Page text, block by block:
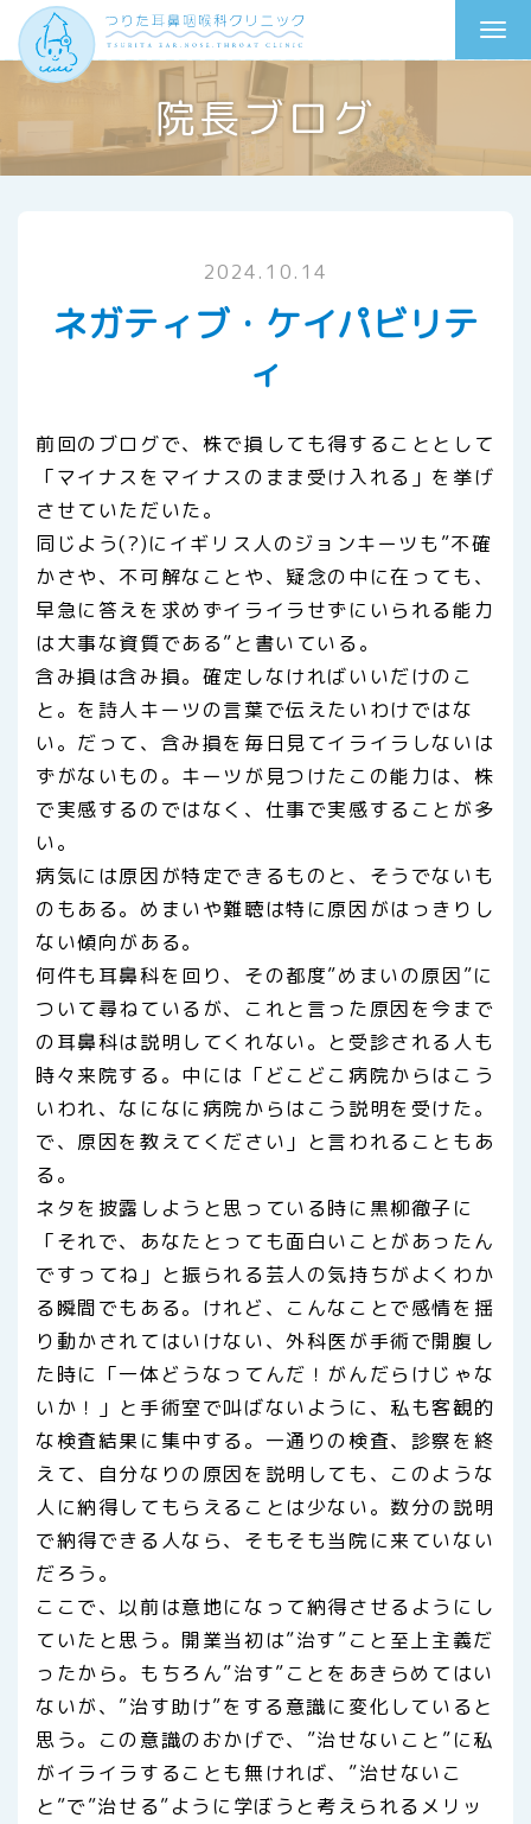
院長ブログ
2024.10.14
ネガティブ・ケイパビリテ
ィ
前回のブログで、株で損しても得することとして
「マイナスをマイナスのまま受け入れる」を挙げ
させていただいた。
同じよう(?)にイギリス人のジョンキーツも”不確
かさや、不可解なことや、疑念の中に在っても、
早急に答えを求めずイライラせずにいられる能力
は大事な資質である”と書いている。
含み損は含み損。確定しなければいいだけのこ
と。を詩人キーツの言葉で伝えたいわけではな
い。だって、含み損を毎日見てイライラしないは
ずがないもの。キーツが見つけたこの能力は、株
で実感するのではなく、仕事で実感することが多
い。
病気には原因が特定できるものと、そうでないも
のもある。めまいや難聴は特に原因がはっきりし
ない傾向がある。
何件も耳鼻科を回り、その都度”めまいの原因”に
ついて尋ねているが、これと言った原因を今まで
の耳鼻科は説明してくれない。と受診される人も
時々来院する。中には「どこどこ病院からはこう
いわれ、なになに病院からはこう説明を受けた。
で、原因を教えてください」と言われることもあ
る。
ネタを披露しようと思っている時に黒柳徹子に
「それで、あなたとっても面白いことがあったん
ですってね」と振られる芸人の気持ちがよくわか
る瞬間でもある。けれど、こんなことで感情を揺
り動かされてはいけない、外科医が手術で開腹し
た時に「一体どうなってんだ！がんだらけじゃな
いか！」と手術室で叫ばないように、私も客観的
な検査結果に集中する。一通りの検査、診察を終
えて、自分なりの原因を説明しても、このような
人に納得してもらえることは少ない。数分の説明
で納得できる人なら、そもそも当院に来ていない
だろう。
ここで、以前は意地になって納得させるようにし
ていたと思う。開業当初は”治す”こと至上主義だ
ったから。もちろん”治す”ことをあきらめてはい
ないが、”治す助け”をする意識に変化していると
思う。この意識のおかげで、”治せないこと”に私
がイライラすることも無ければ、”治せないこ
と”で”治せる”ように学ぼうと考えられるメリッ